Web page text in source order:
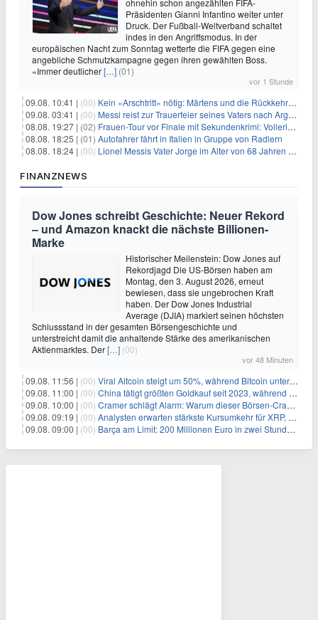
ohnehin schon angezählten FIFA-
Präsidenten Gianni Infantino weiter unter
Druck. Der Fußball-Weltverband schaltet
indes in den Angriffsmodus. In der
europäischen Nacht zum Sonntag wetterte die FIFA gegen eine
angebliche Schmutzkampagne gegen ihren gewählten Boss.
«Immer deutlicher[…] (01)
vor 1 Stunde
09.08. 10:41 | (00) Kein «Arschtritt» nötig: Märtens und die Rückkehr nach Paris
09.08. 03:41 | (00) Messi reist zur Trauerfeier seines Vaters nach Argentinien
08.08. 19:27 | (02) Frauen-Tour vor Finale mit Sekundenkrimi: Vollering in Gelb
08.08. 18:25 | (01) Autofahrer fährt in Italien in Gruppe von Radlern
08.08. 18:24 | (00) Lionel Messis Vater Jorge im Alter von 68 Jahren gestorben
FINANZNEWS
Dow Jones schreibt Geschichte: Neuer Rekord
– und Amazon knackt die nächste Billionen-
Marke
Historischer Meilenstein: Dow Jones auf
Rekordjagd Die US-Börsen haben am
Montag, den 3. August 2026, erneut
bewiesen, dass sie ungebrochen Kraft
haben. Der Dow Jones Industrial
Average (DJIA) markiert seinen höchsten
Schlussstand in der gesamten Börsengeschichte und
unterstreicht damit die anhaltende Stärke des amerikanischen
Aktienmarktes. Der[…] (00)
vor 48 Minuten
09.08. 11:56 | (00) Viral Altcoin steigt um 50%, während Bitcoin unter $65.000 fällt
09.08. 11:00 | (00) China tätigt größten Goldkauf seit 2023, während Goldpreis um 8% steigt
09.08. 10:00 | (00) Cramer schlägt Alarm: Warum dieser Börsen-Crash die beste Einstiegschance seit Monaten ist
09.08. 09:19 | (00) Analysten erwarten stärkste Kursumkehr für XRP, während Polymarket skeptisch bleibt
09.08. 09:00 | (00) Barça am Limit: 200 Millionen Euro in zwei Stunden – warum dieser Schuldentrip hochgefährlich wird